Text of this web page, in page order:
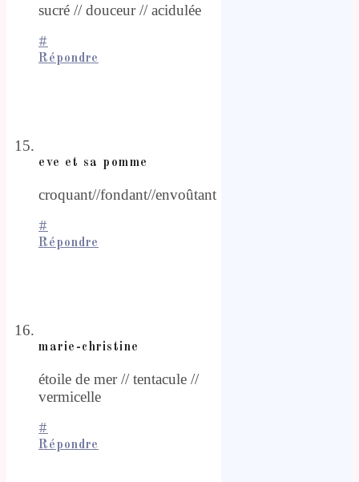
sucré // douceur // acidulée
#
Répondre
eve et sa pomme
croquant//fondant//envoûtant
#
Répondre
marie-christine
étoile de mer // tentacule //
vermicelle
#
Répondre